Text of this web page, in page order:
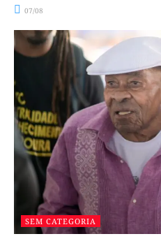
07/08
SEM CATEGORIA